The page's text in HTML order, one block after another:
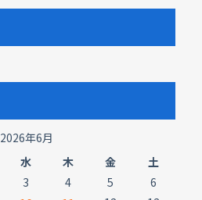
2026年6月
水 木 金
土
3 4 5
6